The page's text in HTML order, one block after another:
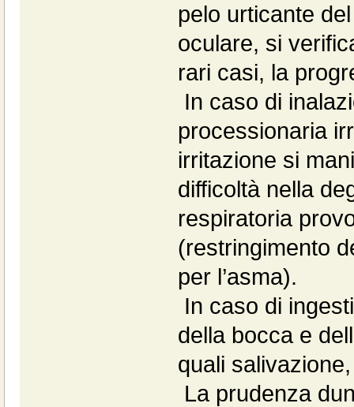
pelo urticante
oculare, si
rari casi, la
In caso di
processionaria
irritazione si
difficoltà nella
respiratoria
(restringimento
per l’asma).
In caso di
della bocca e
quali
La prudenza